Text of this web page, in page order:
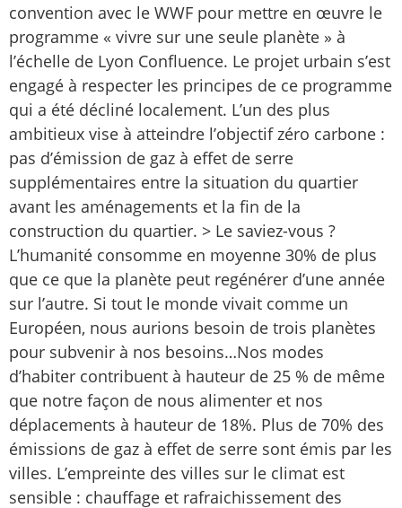
convention avec le WWF pour mettre en œuvre le
programme « vivre sur une seule planète » à
l’échelle de Lyon Confluence. Le projet urbain s’est
engagé à respecter les principes de ce programme
qui a été décliné localement. L’un des plus
ambitieux vise à atteindre l’objectif zéro carbone :
pas d’émission de gaz à effet de serre
supplémentaires entre la situation du quartier
avant les aménagements et la fin de la
construction du quartier. > Le saviez-vous ?
L’humanité consomme en moyenne 30% de plus
que ce que la planète peut regénérer d’une année
sur l’autre. Si tout le monde vivait comme un
Européen, nous aurions besoin de trois planètes
pour subvenir à nos besoins…Nos modes
d’habiter contribuent à hauteur de 25 % de même
que notre façon de nous alimenter et nos
déplacements à hauteur de 18%. Plus de 70% des
émissions de gaz à effet de serre sont émis par les
villes. L’empreinte des villes sur le climat est
sensible : chauffage et rafraichissement des